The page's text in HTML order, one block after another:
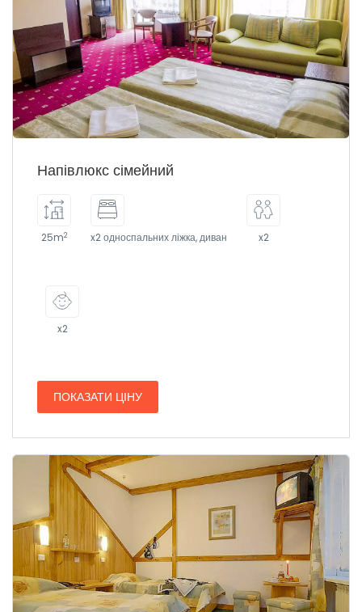
Напівлюкс сімейний
25m2 x2 односпальних ліжка, диван x2
x2
ПОКАЗАТИ ЦІНУ